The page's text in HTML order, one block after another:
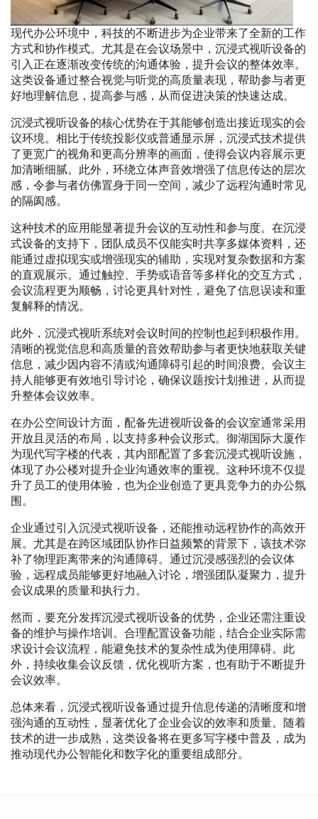
现代办公环境中，科技的不断进步为企业带来了全新的工作
方式和协作模式。尤其是在会议场景中，沉浸式视听设备的
引入正在逐渐改变传统的沟通体验，提升会议的整体效率。
这类设备通过整合视觉与听觉的高质量表现，帮助参与者更
好地理解信息，提高参与感，从而促进决策的快速达成。
沉浸式视听设备的核心优势在于其能够创造出接近现实的会
议环境。相比于传统投影仪或普通显示屏，沉浸式技术提供
了更宽广的视角和更高分辨率的画面，使得会议内容展示更
加清晰细腻。此外，环绕立体声音效增强了信息传达的层次
感，令参与者仿佛置身于同一空间，减少了远程沟通时常见
的隔阂感。
这种技术的应用能显著提升会议的互动性和参与度。在沉浸
式设备的支持下，团队成员不仅能实时共享多媒体资料，还
能通过虚拟现实或增强现实的辅助，实现对复杂数据和方案
的直观展示。通过触控、手势或语音等多样化的交互方式，
会议流程更为顺畅，讨论更具针对性，避免了信息误读和重
复解释的情况。
此外，沉浸式视听系统对会议时间的控制也起到积极作用。
清晰的视觉信息和高质量的音效帮助参与者更快地获取关键
信息，减少因内容不清或沟通障碍引起的时间浪费。会议主
持人能够更有效地引导讨论，确保议题按计划推进，从而提
升整体会议效率。
在办公空间设计方面，配备先进视听设备的会议室通常采用
开放且灵活的布局，以支持多种会议形式。御湖国际大厦作
为现代写字楼的代表，其内部配置了多套沉浸式视听设施，
体现了办公楼对提升企业沟通效率的重视。这种环境不仅提
升了员工的使用体验，也为企业创造了更具竞争力的办公氛
围。
企业通过引入沉浸式视听设备，还能推动远程协作的高效开
展。尤其是在跨区域团队协作日益频繁的背景下，该技术弥
补了物理距离带来的沟通障碍。通过沉浸感强烈的会议体
验，远程成员能够更好地融入讨论，增强团队凝聚力，提升
会议成果的质量和执行力。
然而，要充分发挥沉浸式视听设备的优势，企业还需注重设
备的维护与操作培训。合理配置设备功能，结合企业实际需
求设计会议流程，能避免技术的复杂性成为使用障碍。此
外，持续收集会议反馈，优化视听方案，也有助于不断提升
会议效率。
总体来看，沉浸式视听设备通过提升信息传递的清晰度和增
强沟通的互动性，显著优化了企业会议的效率和质量。随着
技术的进一步成熟，这类设备将在更多写字楼中普及，成为
推动现代办公智能化和数字化的重要组成部分。